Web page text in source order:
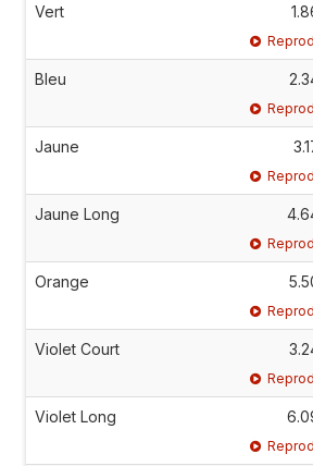
Vert
Bleu
Jaune
Jaune Long
Orange
Violet Court
Violet Long